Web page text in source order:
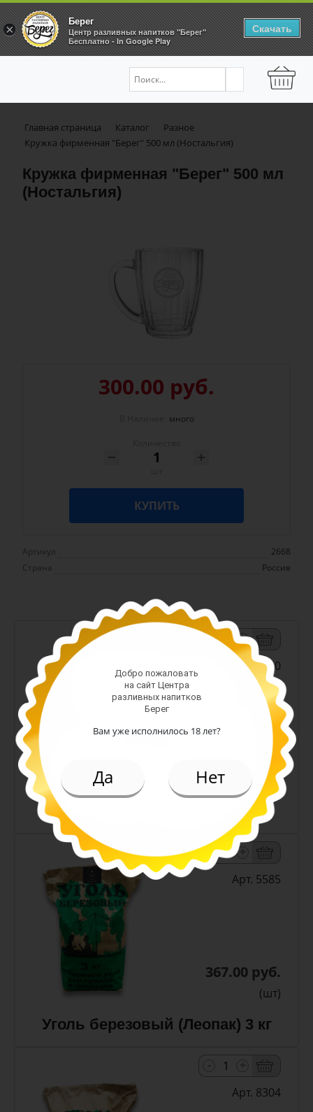
Главная страница Каталог
Разное
Кружка фирменная "Берег" 500 мл (Ностальгия)
Кружка фирменная "Берег" 500 мл
(Ностальгия)
300.00 руб.
много
КУПИТЬ
Артикул
2668
Страна
Россия
-
+
Арт. 250
2.00 руб.
(шт)
+
Арт. 5585
367.00 руб.
(шт)
Уголь березовый (Леопак) 3 кг
Арт. 8304
Добро пожаловать
на сайт Центра
разливных напитков
Берег
Вам уже исполнилось 18 лет?
Да Нет
×
Берег
Центр разливных напитков "Берег"
Бесплатно - In Google Play
Скачать